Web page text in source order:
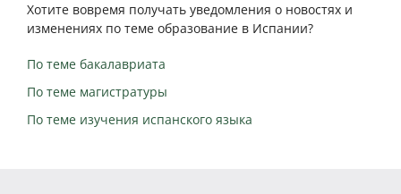
Хотите вовремя получать уведомления о новостях и
изменениях по теме образование в Испании?
По теме бакалавриата
По теме магистратуры
По теме изучения испанского языка